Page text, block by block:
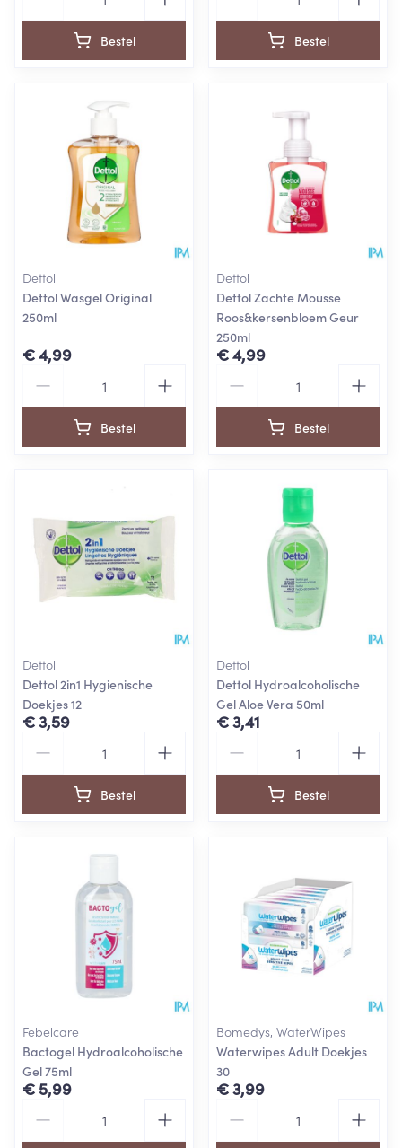
Bestel Bestel
Dettol
Dettol Wasgel Original
250ml
€ 4,99
Bestel
Dettol
Dettol Zachte Mousse
Roos&kersenbloem Geur
250ml
€ 4,99
Bestel
Dettol
Dettol 2in1 Hygienische
Doekjes 12
€ 3,59
Bestel
Dettol
Dettol Hydroalcoholische
Gel Aloe Vera 50ml
€ 3,41
Bestel
Febelcare
Bactogel Hydroalcoholische
Gel 75ml
€ 5,99
Bomedys, WaterWipes
Waterwipes Adult Doekjes
30
€ 3,99